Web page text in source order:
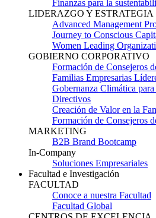
Finanzas para la
LIDERAZGO Y ESTRATEGIA
Advanced Management
Journey to Conscious
Women Leading
GOBIERNO CORPORATIVO
Formación de Consejeros
Familias Empresarias
Gobernanza Climática
Directivos
Creación de Valor en la
Formación de Consejeros
MARKETING
B2B Brand Bootcamp
In-Company
Soluciones Empresariales
Facultad e Investigación
FACULTAD
Conoce a nuestra Facultad
Facultad Global